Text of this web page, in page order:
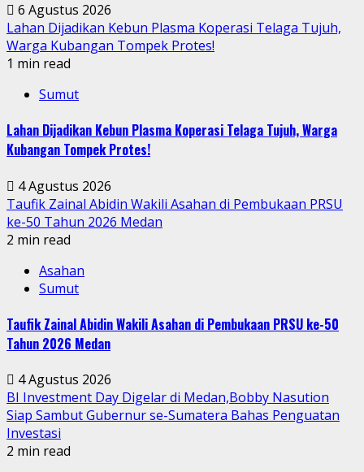
6 Agustus 2026
Lahan Dijadikan Kebun Plasma Koperasi Telaga Tujuh,
Warga Kubangan Tompek Protes!
1 min read
Sumut
Lahan Dijadikan Kebun Plasma Koperasi Telaga Tujuh, Warga
Kubangan Tompek Protes!
4 Agustus 2026
Taufik Zainal Abidin Wakili Asahan di Pembukaan PRSU
ke-50 Tahun 2026 Medan
2 min read
Asahan
Sumut
Taufik Zainal Abidin Wakili Asahan di Pembukaan PRSU ke-50
Tahun 2026 Medan
4 Agustus 2026
BI Investment Day Digelar di Medan,Bobby Nasution
Siap Sambut Gubernur se-Sumatera Bahas Penguatan
Investasi
2 min read